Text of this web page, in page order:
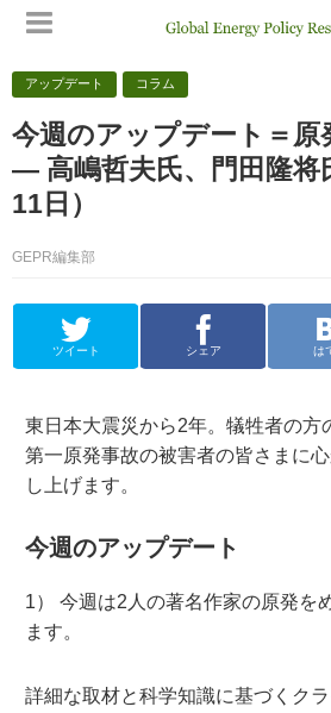
アップデート コラム
今週のアップデート＝原
— 高嶋哲夫氏、門田隆将
11日）
GEPR編集部
ツイート シェア は
東日本大震災から2年。犠牲者の方
第一原発事故の被害者の皆さまに
し上げます。
今週のアップデート
1） 今週は2人の著名作家の原発を
ます。
詳細な取材と科学知識に基づくク